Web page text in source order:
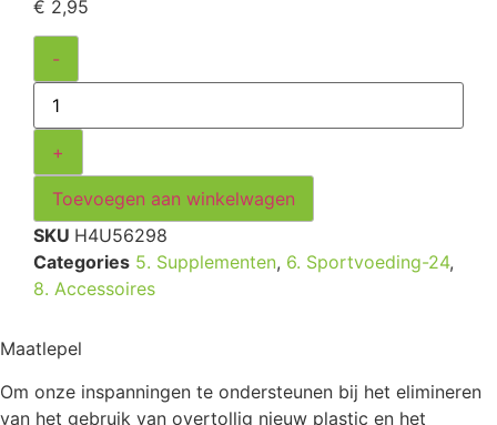
€ 2,95
-
+
Toevoegen aan winkelwagen
SKU H4U56298
Categories 5. Supplementen, 6. Sportvoeding-24,
8. Accessoires
Maatlepel
Om onze inspanningen te ondersteunen bij het elimineren
van het gebruik van overtollig nieuw plastic en het